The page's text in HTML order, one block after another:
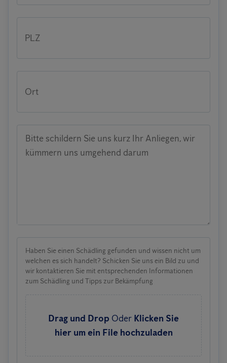
PLZ
Ort
Bitte schildern Sie uns kurz Ihr Anliegen, wir
kümmern uns umgehend darum
Haben Sie einen Schädling gefunden und wissen nicht um
welchen es sich handelt? Schicken Sie uns ein Bild zu und
wir kontaktieren Sie mit entsprechenden Informationen
zum Schädling und Tipps zur Bekämpfung
Drag und Drop Oder Klicken Sie
hier um ein File hochzuladen